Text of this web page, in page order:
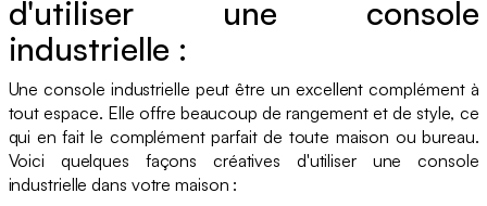
d'utiliser une console
industrielle :
Une console industrielle peut être un excellent complément à
tout espace. Elle offre beaucoup de rangement et de style, ce
qui en fait le complément parfait de toute maison ou bureau.
Voici quelques façons créatives d'utiliser une console
industrielle dans votre maison :